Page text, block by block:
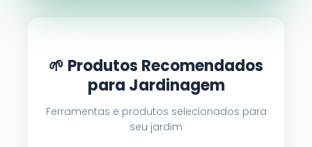
🌱 Produtos Recomendados
para Jardinagem
Ferramentas e produtos selecionados para
seu jardim